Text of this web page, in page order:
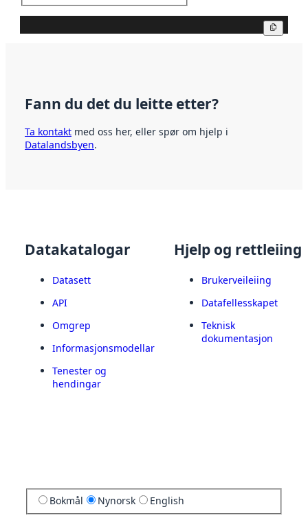
Fann du det du leitte etter?
Ta kontakt med oss her, eller spør om hjelp i
Datalandsbyen.
Datakatalogar
Datasett
API
Omgrep
Informasjonsmodellar
Tenester og
hendingar
Hjelp og rettleiing
Brukerveileiing
Datafellesskapet
Teknisk
dokumentasjon
Bokmål Nynorsk English